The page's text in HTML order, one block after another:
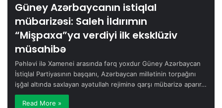
Güney Azərbaycanın istiqlal
mübarizəsi: Saleh İldırımın
“Mişpaxa”ya verdiyi ilk eksklüziv
müsahibə
Pəhləvi ilə Xamenei arasında fərq yoxdur Güney Azərbaycan
İstiqlal Partiyasının başqanı, Azərbaycan millətinin torpağını
işğal altında saxlayan ayətullah rejiminə qarşı mübarizə aparır…
Read More »